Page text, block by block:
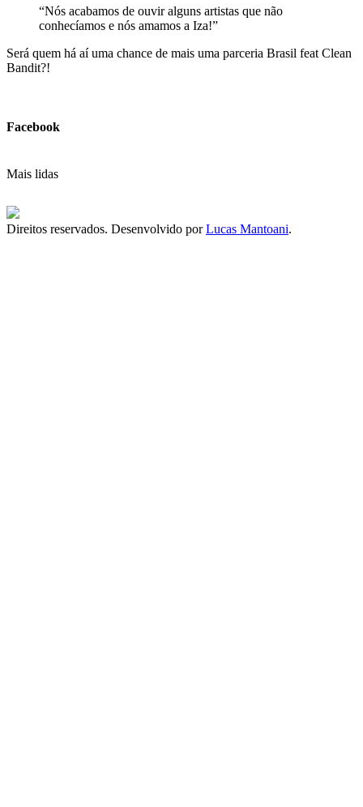
“Nós acabamos de ouvir alguns artistas que não
conhecíamos e nós amamos a Iza!”
Será quem há aí uma chance de mais uma parceria Brasil feat Clean
Bandit?!
Facebook
Mais lidas
Direitos reservados. Desenvolvido porLucas Mantoani.